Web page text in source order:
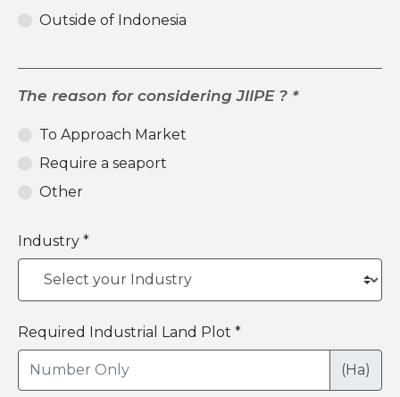
Outside of Indonesia
The reason for considering JIIPE ? *
To Approach Market
Require a seaport
Other
Industry *
Required Industrial Land Plot *
(Ha)